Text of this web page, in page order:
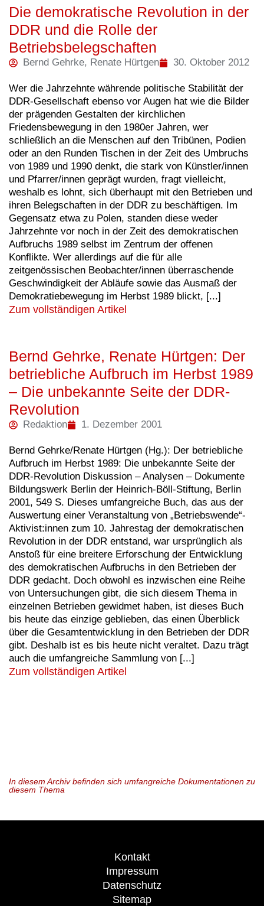
Die demokratische Revolution in der
DDR und die Rolle der
Betriebsbelegschaften
Bernd Gehrke, Renate Hürtgen 30. Oktober 2012
Wer die Jahrzehnte währende politische Stabilität der
DDR-Gesellschaft ebenso vor Augen hat wie die Bilder
der prägenden Gestalten der kirchlichen
Friedensbewegung in den 1980er Jahren, wer
schließlich an die Menschen auf den Tribünen, Podien
oder an den Runden Tischen in der Zeit des Umbruchs
von 1989 und 1990 denkt, die stark von Künstler/innen
und Pfarrer/innen geprägt wurden, fragt vielleicht,
weshalb es lohnt, sich überhaupt mit den Betrieben und
ihren Belegschaften in der DDR zu beschäftigen. Im
Gegensatz etwa zu Polen, standen diese weder
Jahrzehnte vor noch in der Zeit des demokratischen
Aufbruchs 1989 selbst im Zentrum der offenen
Konflikte. Wer allerdings auf die für alle
zeitgenössischen Beobachter/innen überraschende
Geschwindigkeit der Abläufe sowie das Ausmaß der
Demokratiebewegung im Herbst 1989 blickt, [...]
Zum vollständigen Artikel
Bernd Gehrke, Renate Hürtgen: Der
betriebliche Aufbruch im Herbst 1989
– Die unbekannte Seite der DDR-
Revolution
Redaktion 1. Dezember 2001
Bernd Gehrke/Renate Hürtgen (Hg.): Der betriebliche
Aufbruch im Herbst 1989: Die unbekannte Seite der
DDR-Revolution Diskussion – Analysen – Dokumente
Bildungswerk Berlin der Heinrich-Böll-Stiftung, Berlin
2001, 549 S. Dieses umfangreiche Buch, das aus der
Auswertung einer Veranstaltung von „Betriebswende“-
Aktivist:innen zum 10. Jahrestag der demokratischen
Revolution in der DDR entstand, war ursprünglich als
Anstoß für eine breitere Erforschung der Entwicklung
des demokratischen Aufbruchs in den Betrieben der
DDR gedacht. Doch obwohl es inzwischen eine Reihe
von Untersuchungen gibt, die sich diesem Thema in
einzelnen Betrieben gewidmet haben, ist dieses Buch
bis heute das einzige geblieben, das einen Überblick
über die Gesamtentwicklung in den Betrieben der DDR
gibt. Deshalb ist es bis heute nicht veraltet. Dazu trägt
auch die umfangreiche Sammlung von [...]
Zum vollständigen Artikel
In diesem Archiv befinden sich umfangreiche Dokumentationen zu
diesem Thema
Kontakt
Impressum
Datenschutz
Sitemap